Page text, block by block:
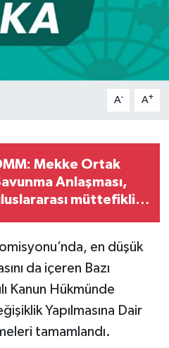
A- A+
Mekke Ortak
Anlaşması,
müttefiklik
en düşük
da içeren Bazı
Kanun Hükmünde
Yapılmasına Dair
tamamlandı.